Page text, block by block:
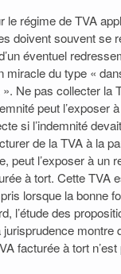
le régime de TVA
doivent souvent se
éventuel
miracle du type «
Ne pas collecter la
peut l’exposer
si l’indemnité
de la TVA à la
peut l’exposer à un
à tort. Cette TVA
lorsque la bonne
l’étude des
montre
facturée à tort